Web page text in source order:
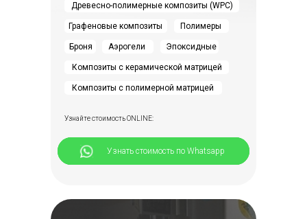
⠀⠀⠀⠀Узнать стоимость по Whatsapp
Узнайте стоимость ONLINE:
Композиты с полимерной матрицей
Аэрогели
Полимеры
Древесно-полимерные композиты (WPC)
Броня
Графеновые композиты
Эпоксидные
Композиты с керамической матрицей